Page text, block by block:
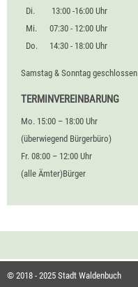
Di.
13:00 -16:00 Uhr
Mi.
07:30 - 12:00 Uhr
Do.
14:30 - 18:00 Uhr
Samstag & Sonntag geschlossen
TERMINVEREINBARUNG
Mo. 15:00 – 18:00 Uhr
(überwiegend Bürgerbüro)
Fr. 08:00 – 12:00 Uhr
(alle Ämter)Bürger
© 2018 - 2025 Stadt Waldenbuch